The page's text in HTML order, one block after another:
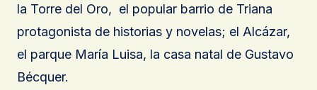
la Torre del Oro, el popular barrio de Triana
protagonista de historias y novelas; el Alcázar,
el parque María Luisa, la casa natal de Gustavo
Bécquer.